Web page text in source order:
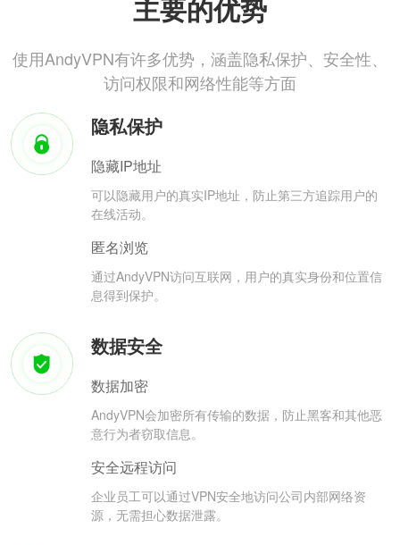
主要的优势
使用AndyVPN有许多优势，涵盖隐私保护、安全性、
访问权限和网络性能等方面
隐私保护
隐藏IP地址
可以隐藏用户的真实IP地址，防止第三方追踪用户的
在线活动。
匿名浏览
通过AndyVPN访问互联网，用户的真实身份和位置信
息得到保护。
数据安全
数据加密
AndyVPN会加密所有传输的数据，防止黑客和其他恶
意行为者窃取信息。
安全远程访问
企业员工可以通过VPN安全地访问公司内部网络资
源，无需担心数据泄露。